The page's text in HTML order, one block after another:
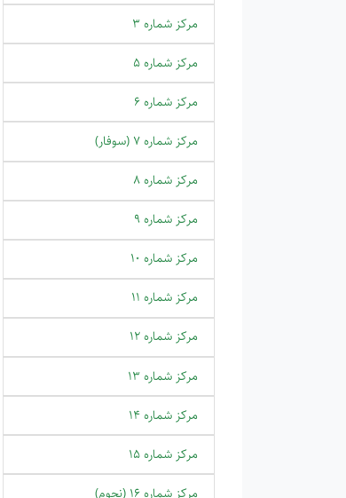
مرکز شماره 3
مرکز شماره 5
مرکز شماره 6
مرکز شماره 7 (سوفار)
مرکز شماره 8
مرکز شماره 9
مرکز شماره 10
مرکز شماره 11
مرکز شماره 12
مرکز شماره 13
مرکز شماره 14
مرکز شماره 15
مرکز شماره 16 (نجوم)